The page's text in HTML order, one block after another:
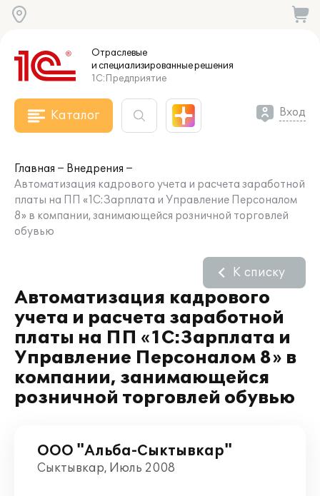
Отраслевые
и специализированныерешения
1С:Предприятие
Каталог Вход
Главная
Внедрения
Автоматизация кадрового учета и расчета заработной
платы на ПП «1С:Зарплата и Управление Персоналом
8» в компании, занимающейся розничной торговлей
обувью
Автоматизация кадрового
учета и расчета заработной
платы на ПП «1С:Зарплата и
Управление Персоналом 8» в
компании, занимающейся
розничной торговлей обувью
К списку
ООО "Альба-Сыктывкар"
Сыктывкар, Июль 2008